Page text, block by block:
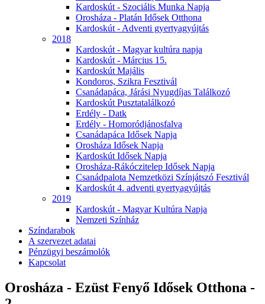
Kardoskút - Szociális Munka Napja
Orosháza - Platán Idősek Otthona
Kardoskút - Adventi gyertyagyújtás
2018
Kardoskút - Magyar kultúra napja
Kardoskút - Március 15.
Kardoskút Majális
Kondoros, Szikra Fesztivál
Csanádapáca, Járási Nyugdíjas Találkozó
Kardoskút Pusztatalálkozó
Erdély - Datk
Erdély - Homoródjánosfalva
Csanádapáca Idősek Napja
Orosháza Idősek Napja
Kardoskút Idősek Napja
Orosháza-Rákóczitelep Idősek Napja
Csanádpalota Nemzetközi Színjátszó Fesztivál
Kardoskút 4. adventi gyertyagyújtás
2019
Kardoskút - Magyar Kultúra Napja
Nemzeti Színház
Színdarabok
A szervezet adatai
Pénzügyi beszámolók
Kapcsolat
Orosháza - Ezüst Fenyő Idősek Otthona -